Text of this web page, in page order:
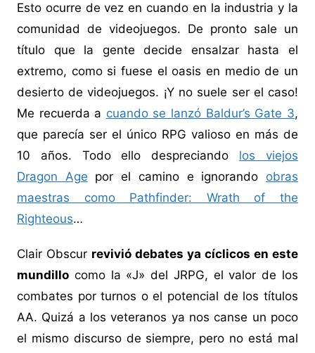
Esto ocurre de vez en cuando en la industria y la
comunidad de videojuegos. De pronto sale un
título que la gente decide ensalzar hasta el
extremo, como si fuese el oasis en medio de un
desierto de videojuegos. ¡Y no suele ser el caso!
Me recuerda a cuando se lanzó Baldur’s Gate 3,
que parecía ser el único RPG valioso en más de
10 años. Todo ello despreciando los viejos
Dragon Age por el camino e ignorando obras
maestras como Pathfinder: Wrath of the
Righteous…
Clair Obscur revivió debates ya cíclicos en este
mundillocomo la «J» del JRPG, el valor de los
combates por turnos o el potencial de los títulos
AA. Quizá a los veteranos ya nos canse un poco
el mismo discurso de siempre, pero no está mal